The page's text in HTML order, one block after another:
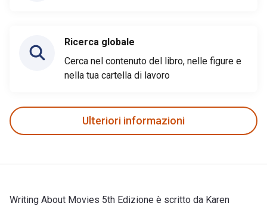
Ricerca globale
Cerca nel contenuto del libro, nelle figure e
nella tua cartella di lavoro
Ulteriori informazioni
Writing About Movies 5th Edizione è scritto da Karen